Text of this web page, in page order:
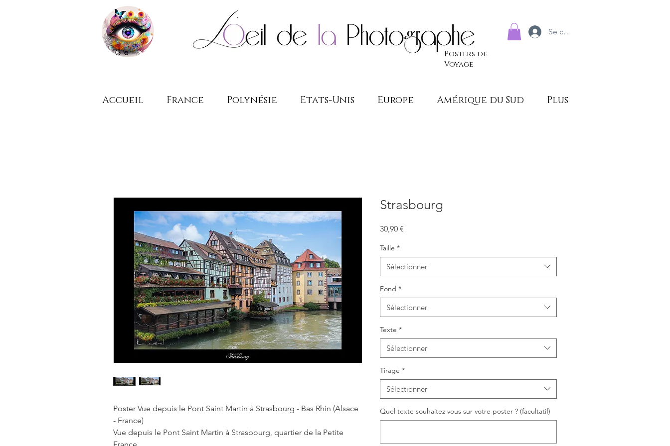
Posters de
Voyage
Se connecter
Accueil France Polynésie Etats-Unis Europe Amérique du Sud Plus
Poster Vue depuis le Pont Saint Martin à Strasbourg - Bas Rhin (Alsace
- France)
Vue depuis le Pont Saint Martin à Strasbourg, quartier de la Petite
France.
Strasbourg
30,90 €
Taille *
Sélectionner
Fond *
Sélectionner
Texte *
Sélectionner
Tirage *
Sélectionner
Quel texte souhaitez vous sur votre poster ? (facultatif)